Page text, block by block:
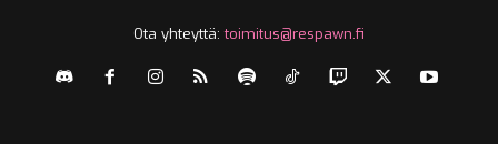
Ota yhteyttä:toimitus@respawn.fi